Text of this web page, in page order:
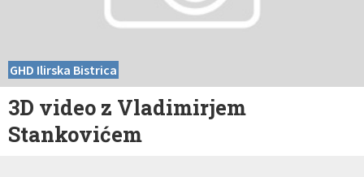
GHD Ilirska Bistrica
3D video z Vladimirjem
Stankovićem